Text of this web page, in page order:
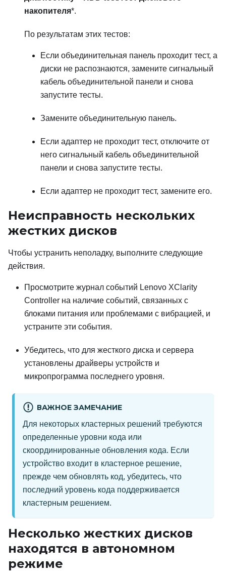
накопителя*.
По результатам этих тестов:
Если объединительная панель проходит тест, а
диски не распознаются, замените сигнальный
кабель объединительной панели и снова
запустите тесты.
Замените объединительную панель.
Если адаптер не проходит тест, отключите от
него сигнальный кабель объединительной
панели и снова запустите тесты.
Если адаптер не проходит тест, замените его.
Неисправность нескольких
жестких дисков
Чтобы устранить неполадку, выполните следующие
действия.
Просмотрите журнал событий Lenovo XClarity
Controller на наличие событий, связанных с
блоками питания или проблемами с вибрацией, и
устраните эти события.
Убедитесь, что для жесткого диска и сервера
установлены драйверы устройств и
микропрограмма последнего уровня.
ВАЖНОЕ ЗАМЕЧАНИЕ
Для некоторых кластерных решений требуются
определенные уровни кода или
скоординированные обновления кода. Если
устройство входит в кластерное решение,
прежде чем обновлять код, убедитесь, что
последний уровень кода поддерживается
кластерным решением.
Несколько жестких дисков
находятся в автономном
режиме